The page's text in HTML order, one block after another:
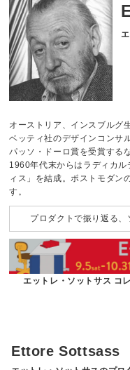
オーストリア、インスブルグ
ベッティ社のデザインコンサ
パッソ・ドーロ賞を受賞する
1960年代末からはラディカ
ィス」を結成。ポストモダン
す。
プロダクトで振り返る
エットレ・ソットサス コ
Ettore Sottsass